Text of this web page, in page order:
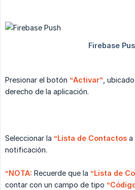
Presionar el botón “Activar” ,
derecho de la aplicación.
Seleccionar la “Lista de Contactos a
notificación.
“NOTA: Recuerde que la “Lista de
contar con un campo de tipo